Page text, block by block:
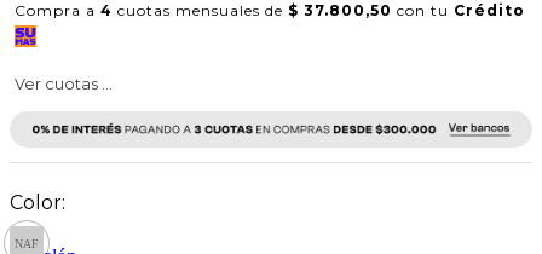
Compra a 4 cuotas mensuales de $ 37.800,50 con tu Crédito
Ver cuotas ...